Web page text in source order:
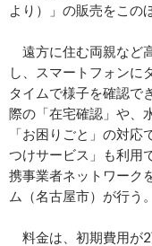
より）」の販売をこの
遠方に住む両親など
し、スマートフォンに
タイムで様子を確認で
際の「在宅確認」や、
「お困りごと」の対
つけサービス」も利用
携事業者ネットワーク
ム（名古屋市）が行う。
料金は、初期費用が